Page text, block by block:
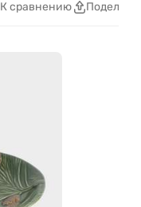
К сравнению